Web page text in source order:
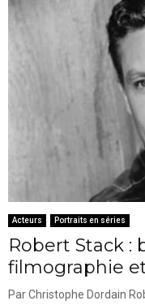
Acteurs Portraits en séries
Robert Stack :
filmographie
Par Christophe Dordain